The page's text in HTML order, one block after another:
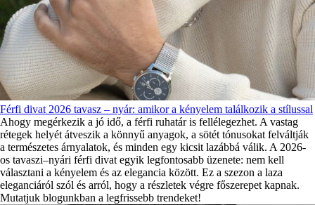
Férfi divat 2026 tavasz – nyár: amikor a kényelem találkozik a stílussal
Ahogy megérkezik a jó idő, a férfi ruhatár is fellélegezhet. A vastag
rétegek helyét átveszik a könnyű anyagok, a sötét tónusokat felváltják
a természetes árnyalatok, és minden egy kicsit lazábbá válik. A 2026-
os tavaszi–nyári férfi divat egyik legfontosabb üzenete: nem kell
választani a kényelem és az elegancia között. Ez a szezon a laza
eleganciáról szól és arról, hogy a részletek végre főszerepet kapnak.
Mutatjuk blogunkban a legfrissebb trendeket!